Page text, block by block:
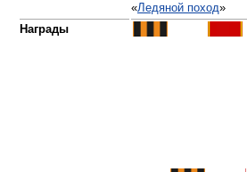
«Ледяной поход»
Награды